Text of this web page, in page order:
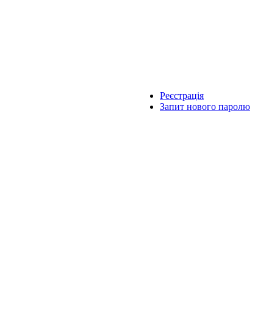
Реєстрація
Запит нового паролю